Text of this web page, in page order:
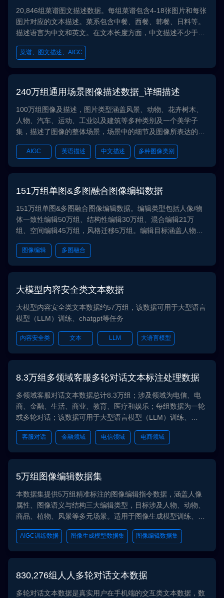
20,846组菜谱图文描述数据。每组菜谱包含4-18张图片和每张
图片对应的文本描述。菜系包含中餐、西餐、韩餐、日料等。
描述语言为中文和英文。在文本长度方面，中文描述不少于15
个字、英文描述不少于30个单词。数据可用于食谱推荐、烹饪
教育等领域。
菜谱、图文描述、AIGC
240万组通用场景图像描述数据_详细描述
100万组图像及描述，图片类型涵盖风景、动物、花卉树木、
人物、汽车、运动、工业以及建筑等多种类别及一个美学子
集，描述了图像的整体场景，场景中的细节及图像所表达的情
感，描述语言为英语，中文两种语言。
AIGC 英语描述 中文描述 多种图像类别
多种描述
151万组单图&多图融合图像编辑数据
151万组单图&多图融合图像编辑数据。编辑类型包括人像/物
体一致性编辑50万组、结构性编辑30万组、混合编辑21万
组、空间编辑45万组，风格迁移5万组。编辑目标涵盖人物、
动物、商品、植物、风景等场景。在标注方面，根据编辑指
令，对图像中需要编辑的目标进行编辑。数据可用于图像合
成、数据增强、虚拟场景生成等任务。
图像编辑 多图融合
大模型内容安全类文本数据
大模型内容安全类文本数据约57万组，该数据可用于大型语言
模型（LLM）训练、chatgpt等任务
内容安全类 文本 LLM 大语言模型
大模型
8.3万组多领域客服多轮对话文本标注处理数据
多领域客服对话文本数据总计8.3万组；涉及领域为电信、电
商、金融、生活、商业、教育、医疗和娱乐；每组数据为一轮
或多轮对话；该数据可用于大型语言模型（LLM）训练、
chatgpt等任务
客服对话 金融领域 电信领域 电商领域
客服 大语言模型 大模型
5万组图像编辑数据集
本数据集提供5万组精准标注的图像编辑指令数据，涵盖人像
属性、图像语义与结构三大编辑类型，目标涉及人物、动物、
商品、植物、风景等多元场景。适用于图像生成模型训练、视
觉内容合成、数据增强及虚拟场景构建等计算机视觉任务，是
提升AI图像编辑与生成能力的优质数据集。
AIGC训练数据 图像生成模型数据集 图像编辑数据集
830,276组人人多轮对话文本数据
多轮对话文本数据是真实用户在手机端的交互类文本数据，数